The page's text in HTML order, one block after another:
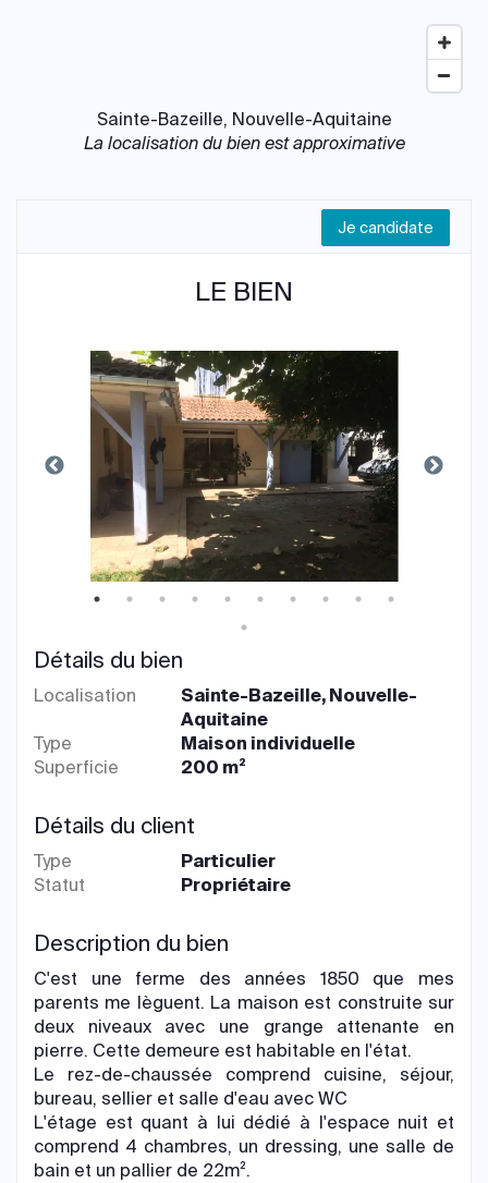
Sainte-Bazeille, Nouvelle-Aquitaine
La localisation du bien est approximative
Je candidate
LE BIEN
Détails du bien
Localisation
Sainte-Bazeille, Nouvelle-
Aquitaine
Type
Maison individuelle
Superficie
200 m²
Détails du client
Type
Particulier
Statut
Propriétaire
Description du bien
C'est une ferme des années 1850 que mes
parents me lèguent. La maison est construite sur
deux niveaux avec une grange attenante en
pierre. Cette demeure est habitable en l'état.
Le rez-de-chaussée comprend cuisine, séjour,
bureau, sellier et salle d'eau avec WC
L'étage est quant à lui dédié à l'espace nuit et
comprend 4 chambres, un dressing, une salle de
bain et un pallier de 22m².